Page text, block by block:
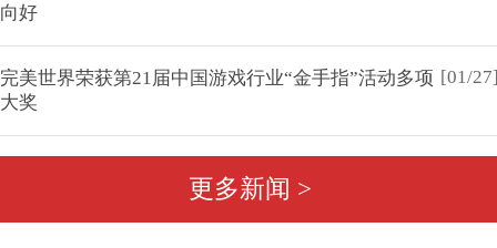
向好
[01/
完美世界荣获第21届中国游戏行业“金手指”活动多项
大奖
更多新闻 >